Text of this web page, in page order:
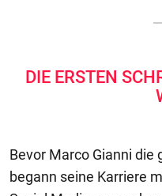
DIE ERSTEN
Bevor Marco Gianni die
begann seine Karriere